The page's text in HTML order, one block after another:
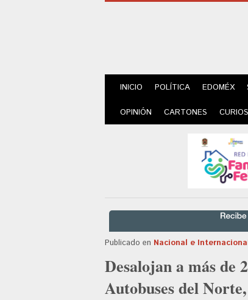
INICIO POLÍTICA EDOMÉX
OPINIÓN CARTONES
Publicado en Nacional e
Desalojan a más de
Autobuses del